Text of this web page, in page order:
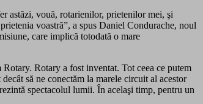
astăzi, vouă, rotarienilor, prietenilor mei, şi
voastră”, a spus Daniel Condurache, noul
care implică totodată o mare
Rotary a fost inventat. Tot ceea ce putem
să ne conectăm la marele circuit al acestor
spectacolul lumii. În acelaşi timp, pentru un